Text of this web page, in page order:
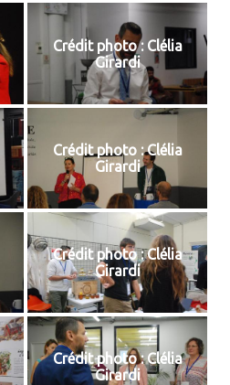
Crédit photo : Clélia
Girardi
Crédit photo : Clélia
Girardi
Crédit photo : Clélia
Girardi
Crédit photo : Clélia
Girardi